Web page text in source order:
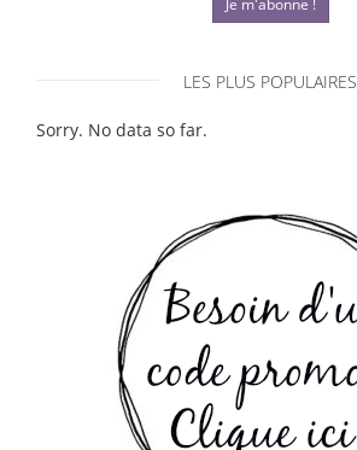
Je m'abonne !
LES PLUS POPULAIRES
Sorry. No data so far.